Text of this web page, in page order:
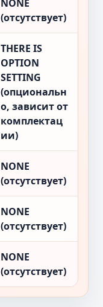
NONE
(отсутствует)
THERE IS
OPTION
SETTING
(опциональн
о, зависит от
комплектац
ии)
NONE
(отсутствует)
NONE
(отсутствует)
NONE
(отсутствует)